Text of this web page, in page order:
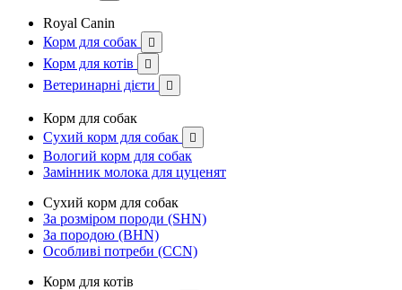
Royal Canin
Корм для собак

Корм для котів 
Ветеринарні дієти 
Корм для собак
Сухий корм для собак

Вологий корм для собак
Замінник молока для цуценят
Сухий корм для собак
За розміром породи (SHN)
За породою (BHN)
Особливі потреби (CCN)
Корм для котів